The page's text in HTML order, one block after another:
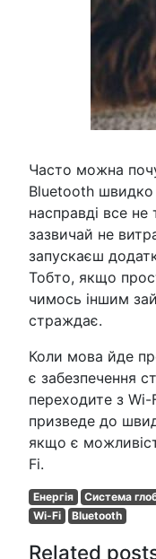
Часто можна
Bluetooth
насправді все
зазвичай не
запускаєш
Тобто, якщо
чимось іншим
страждає.
Коли мова йде
є забезпечення
переходите з Wi-
призведе до
якщо є
Fi.
Енергія Система
Wi-Fi
Bluetooth
Related